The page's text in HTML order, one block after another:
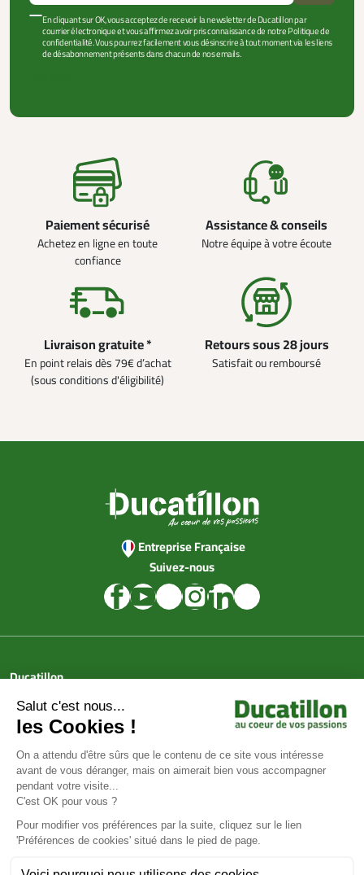
En cliquant sur OK, vous acceptez de recevoir la newsletter de Ducatillon par
courrier électronique et vous affirmez avoir pris connaissance de notre Politique de
confidentialité. Vous pourrez facilement vous désinscrire à tout moment via les liens
de désabonnement présents dans chacun de nos emails.
Paiement sécurisé
Achetez en ligne en toute
confiance
Assistance & conseils
Notre équipe à votre écoute
Livraison gratuite *
En point relais dès 79€ d’achat
(sous conditions d'éligibilité)
Retours sous 28 jours
Satisfait ou remboursé
Entreprise Française
Suivez-nous
Ducatillon
Achat en ligne
Services
Aide & Conseils
Paiement sécurisé